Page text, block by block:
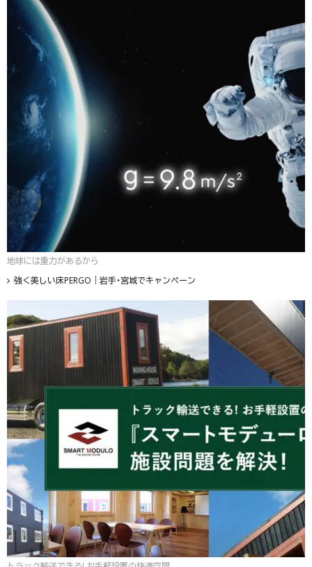
地球には重力があるから
強く美しい床PERGO｜岩手・宮城でキャンペーン